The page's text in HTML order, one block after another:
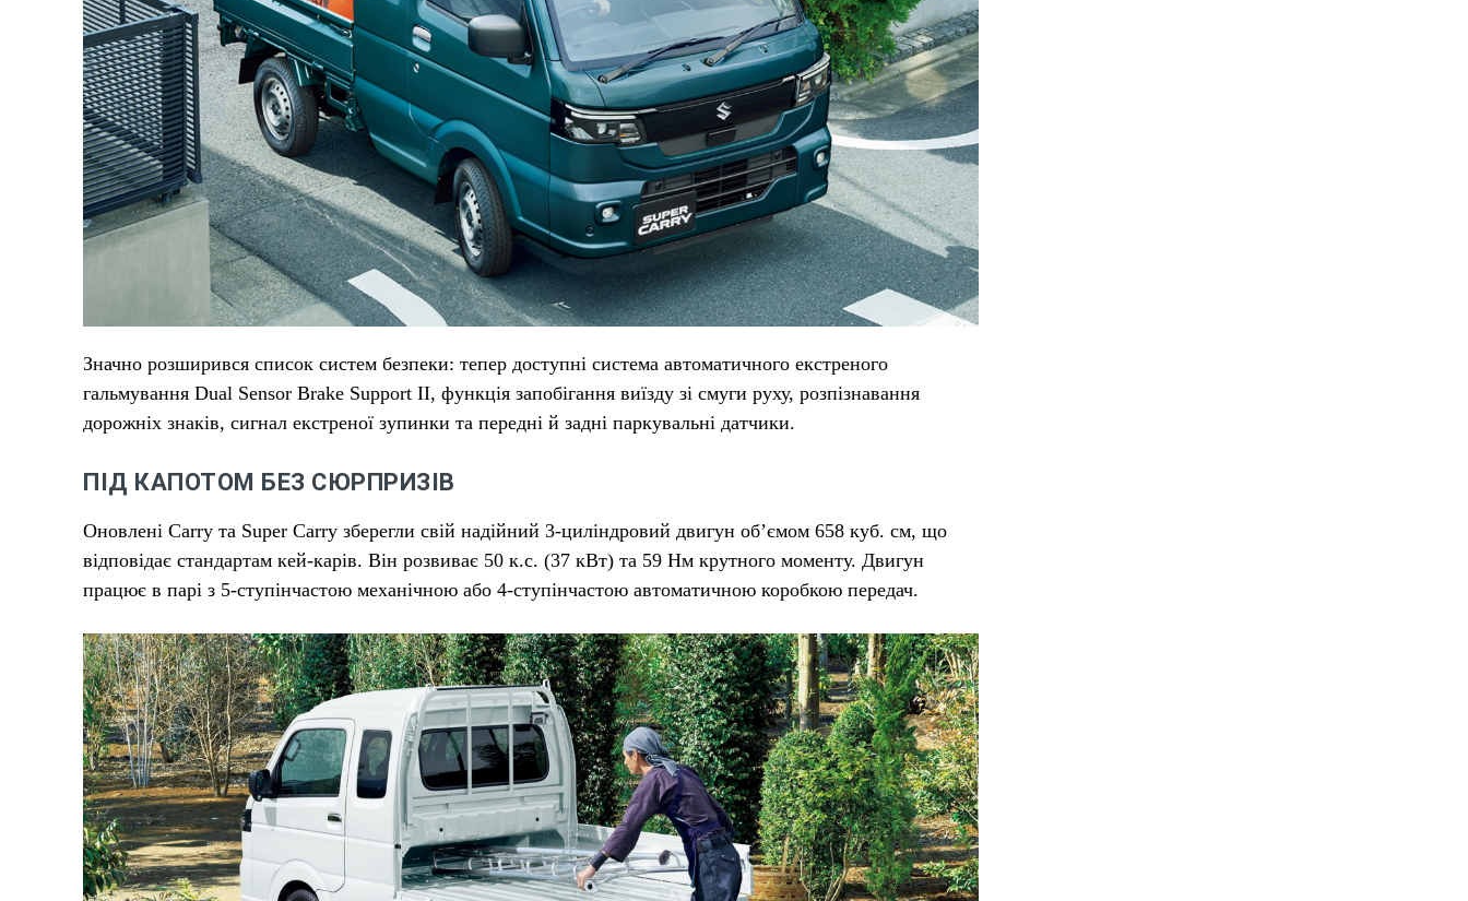
Значно розширився список систем безпеки: тепер доступні система автоматичного екстреного
гальмування Dual Sensor Brake Support II, функція запобігання виїзду зі смуги руху, розпізнавання
дорожніх знаків, сигнал екстреної зупинки та передні й задні паркувальні датчики.
ПІД КАПОТОМ БЕЗ СЮРПРИЗІВ
Оновлені Carry та Super Carry зберегли свій надійний 3-циліндровий двигун об’ємом 658 куб. см, що
відповідає стандартам кей-карів. Він розвиває 50 к.с. (37 кВт) та 59 Нм крутного моменту. Двигун
працює в парі з 5-ступінчастою механічною або 4-ступінчастою автоматичною коробкою передач.